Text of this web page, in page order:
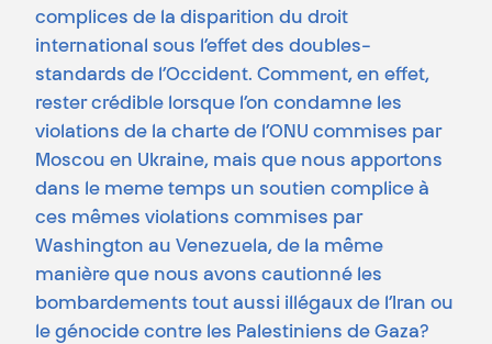
complices de la disparition du droit
international sous l’effet des doubles-
standards de l’Occident. Comment, en effet,
rester crédible lorsque l’on condamne les
violations de la charte de l’ONU commises par
Moscou en Ukraine, mais que nous apportons
dans le meme temps un soutien complice à
ces mêmes violations commises par
Washington au Venezuela, de la même
manière que nous avons cautionné les
bombardements tout aussi illégaux de l’Iran ou
le génocide contre les Palestiniens de Gaza?